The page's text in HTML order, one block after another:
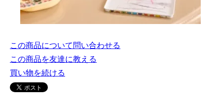
この商品について問い合わせる
この商品を友達に教える
買い物を続ける